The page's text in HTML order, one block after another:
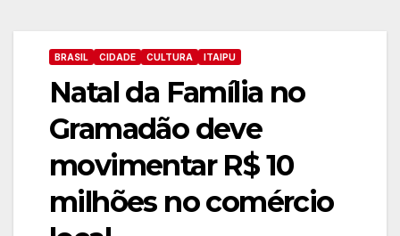
BRASIL CIDADE CULTURA ITAIPU
Natal da Família no
Gramadão deve
movimentar R$ 10
milhões no comércio